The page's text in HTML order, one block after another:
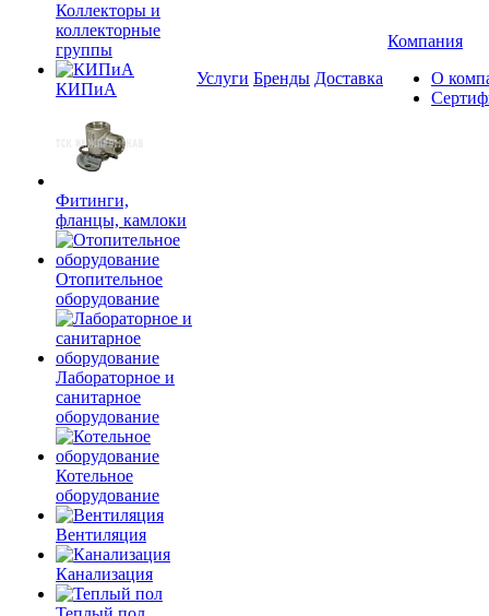
Коллекторы и
коллекторные
группы
КИПиА
Фитинги,
фланцы, камлоки
Отопительное
оборудование
Лабораторное и
санитарное
оборудование
Котельное
оборудование
Вентиляция
Канализация
Услуги Бренды Доставка
Компания
О